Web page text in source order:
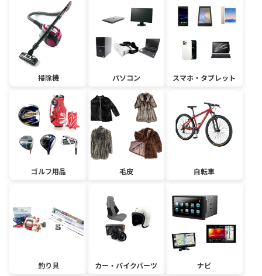
掃除機 パソコン スマホ・タブレット
ゴルフ用品 毛皮 自転車
釣り具 カー・バイクパーツ ナビ